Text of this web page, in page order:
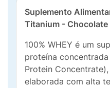
Suplemento
Titanium - Chocolate
100% WHEY é um
proteína
Protein
elaborada com alta